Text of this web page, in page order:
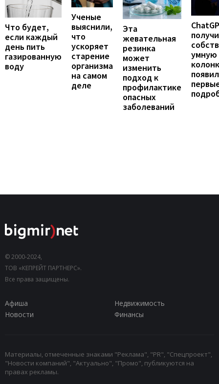
Что будет,
если каждый
день пить
газированную
воду
Ученые
выяснили,
что
ускоряет
старение
организма
на самом
деле
Эта
жевательная
резинка
может
изменить
подход к
профилактике
опасных
заболеваний
умную
© 2000-2024,
ТОВ «КЕПРЕЙТ ПАРТНЕРС».
Все права защищены.
Афиша
Недвижимость
Новости
Финансы
Материалы, отмеченные знаками "Реклама", "PR", "Спецпроект",
"Новости компаний", "Актуально", "Промо", публикуются на
правах рекламы.